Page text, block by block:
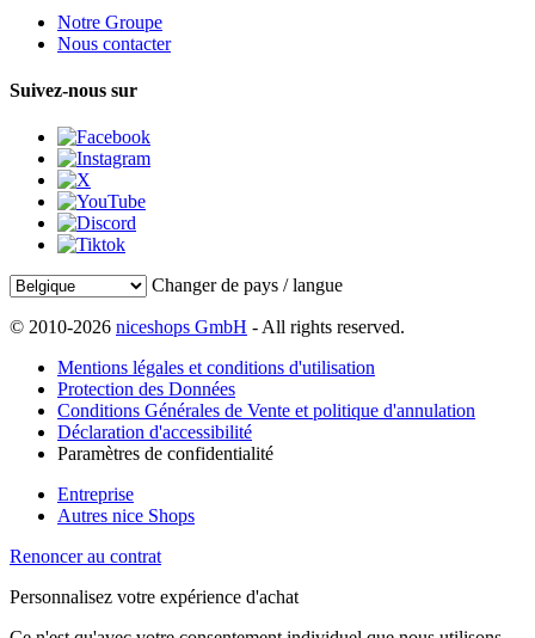
Notre Groupe
Nous contacter
Suivez-nous sur
Changer de pays / langue
© 2010-2026 niceshops GmbH - All rights reserved.
Mentions légales et conditions d'utilisation
Protection des Données
Conditions Générales de Vente et politique d'annulation
Déclaration d'accessibilité
Paramètres de confidentialité
Entreprise
Autres nice Shops
Renoncer au contrat
Personnalisez votre expérience d'achat